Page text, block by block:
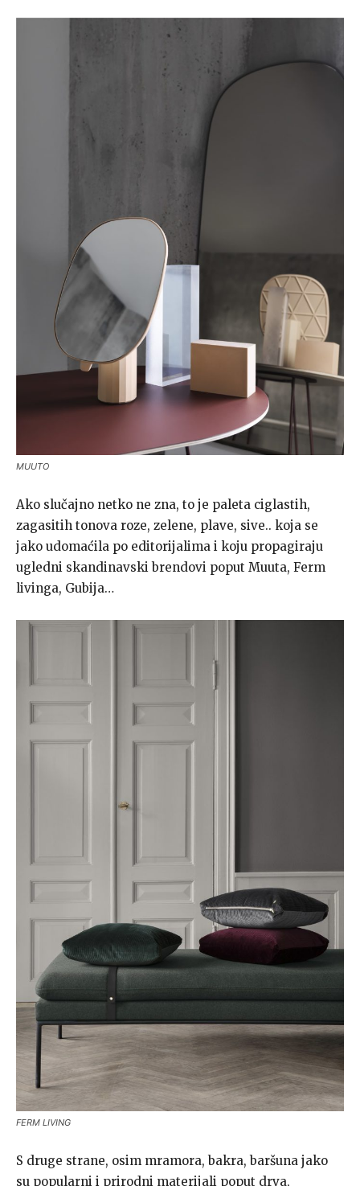
MUUTO
Ako slučajno netko ne zna, to je paleta ciglastih,
zagasitih tonova roze, zelene, plave, sive.. koja se
jako udomaćila po editorijalima i koju propagiraju
ugledni skandinavski brendovi poput Muuta, Ferm
livinga, Gubija…
FERM LIVING
S druge strane, osim mramora, bakra, baršuna jako
su popularni i prirodni materijali poput drva,